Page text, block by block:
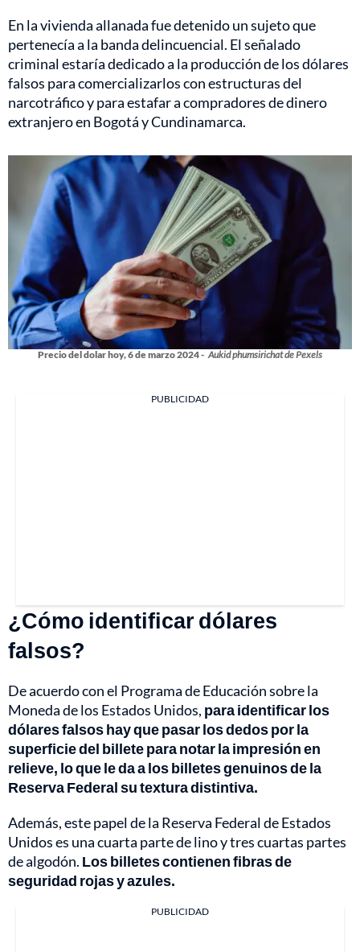
En la vivienda allanada fue detenido un sujeto que
pertenecía a la banda delincuencial. El señalado
criminal estaría dedicado a la producción de los dólares
falsos para comercializarlos con estructuras del
narcotráfico y para estafar a compradores de dinero
extranjero en Bogotá y Cundinamarca.
Precio del dolar hoy, 6 de marzo 2024 - Aukid phumsirichat de Pexels
PUBLICIDAD
¿Cómo identificar dólares
falsos?
De acuerdo con el Programa de Educación sobre la
Moneda de los Estados Unidos, para identificar los
dólares falsos hay que pasar los dedos por la
superficie del billete para notar la impresión en
relieve, lo que le da a los billetes genuinos de la
Reserva Federal su textura distintiva.
Además, este papel de la Reserva Federal de Estados
Unidos es una cuarta parte de lino y tres cuartas partes
de algodón. Los billetes contienen fibras de
seguridad rojas y azules.
PUBLICIDAD